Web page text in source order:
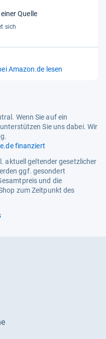
Quelle
sich
Amazon.de lesen
Wenn Sie auf ein
Sie uns dabei. Wir
finanziert
aktuell geltender gesetzlicher
ggf. gesondert
und die
zum Zeitpunkt des